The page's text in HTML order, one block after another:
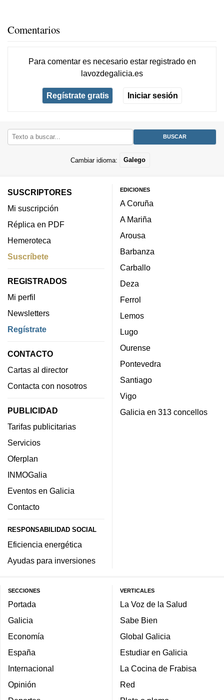
Comentarios
Para comentar es necesario estar registradoen
lavozdegalicia.es
Regístrate gratis Iniciar sesión
Cambiar idioma: Galego
SUSCRIPTORES
Mi suscripción
Réplica en PDF
Hemeroteca
Suscríbete
REGISTRADOS
Mi perfil
Newsletters
Regístrate
CONTACTO
Cartas al director
Contacta con nosotros
PUBLICIDAD
Tarifas publicitarias
Servicios
Oferplan
INMOGalia
Eventos en Galicia
Contacto
RESPONSABILIDAD SOCIAL
Eficiencia energética
Ayudas para inversiones
EDICIONES
A Coruña
A Mariña
Arousa
Barbanza
Carballo
Deza
Ferrol
Lemos
Lugo
Ourense
Pontevedra
Santiago
Vigo
Galicia en 313 concellos
SECCIONES
Portada
Galicia
Economía
España
Internacional
Opinión
VERTICALES
La Voz de la Salud
Sabe Bien
Global Galicia
Estudiar en Galicia
La Cocina de Frabisa
Red